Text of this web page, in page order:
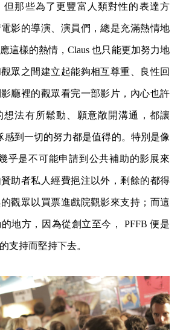
但那些為了更豐富人類對性的表達方
影的導演、演員們，總是充滿熱情地
這樣的熱情，Claus 也只能更加努力地
眾之間建立起能夠相互尊重、良性回
廳裡的觀眾看完一部影片，內心也許
想法有所鬆動、願意敞開溝通，都讓
感到一切的努力都是值得的。特別是像
乎是不可能申請到公共補助的影展來
助者私人經費挹注以外，剩餘的都得
觀眾以買票進戲院觀影來支持；而這
地方，因為從創立至今， PFFB 便是
支持而堅持下去。